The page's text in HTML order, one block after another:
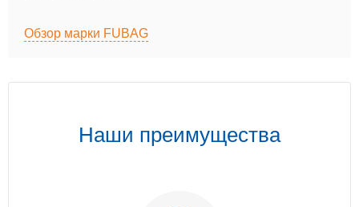
Обзор марки FUBAG
Наши преимущества